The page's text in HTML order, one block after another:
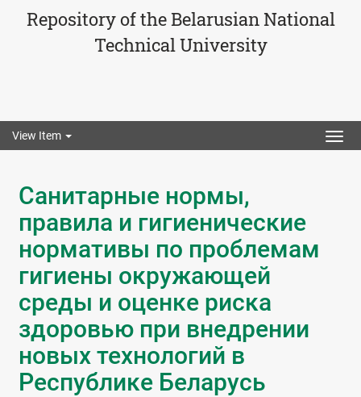
Repository of the Belarusian National
Technical University
View Item
Санитарные нормы,
правила и гигиенические
нормативы по проблемам
гигиены окружающей
среды и оценке риска
здоровью при внедрении
новых технологий в
Республике Беларусь